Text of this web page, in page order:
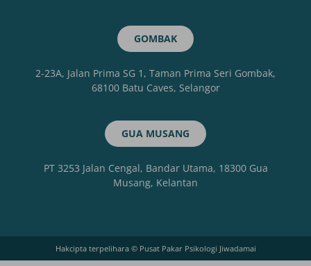
GOMBAK
2-23A, Jalan Prima SG 1, Taman Prima Seri Gombak,
68100 Batu Caves, Selangor
GUA MUSANG
PT 3253 Jalan Cengal, Bandar Utama, 18300 Gua
Musang, Kelantan
Hakcipta terpelihara © Pusat Pakar Psikologi Jiwadamai